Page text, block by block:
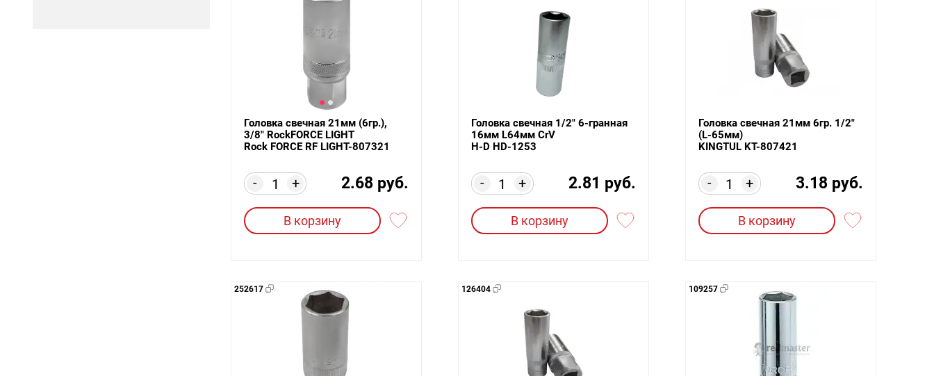
Головка свечная 21мм (6гр.),
3/8" RockFORCE LIGHT
Rock FORCE RF LIGHT-807321
+
- 2.68 руб.
В корзину
Головка свечная 1/2" 6-гранная
16мм L64мм CrV
H-D HD-1253
+
- 2.81 руб.
В корзину
Головка свечная 21мм 6гр. 1/2"
(L-65мм)
KINGTUL KT-807421
+
- 3.18 руб.
В корзину
252617 126404 109257